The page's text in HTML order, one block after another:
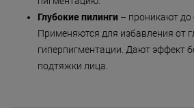
Глубокие пилинги – проникают до
Применяются для избавления от
гиперпигментации. Дают эффект
подтяжки лица.